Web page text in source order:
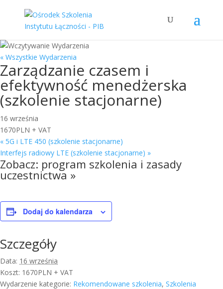
« Wszystkie Wydarzenia
Zarządzanie czasem i
efektywność menedżerska
(szkolenie stacjonarne)
16 września
1670PLN + VAT
« 5G i LTE 450 (szkolenie stacjonarne)
Interfejs radiowy LTE (szkolenie stacjonarne) »
Zobacz: program szkolenia i zasady
uczestnictwa »
Dodaj do kalendarza
Szczegóły
Data: 16 września
Koszt: 1670PLN + VAT
Wydarzenie kategorie: Rekomendowane szkolenia, Szkolenia